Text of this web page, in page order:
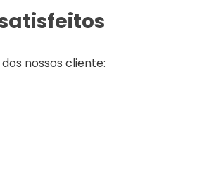
nossos cliente: